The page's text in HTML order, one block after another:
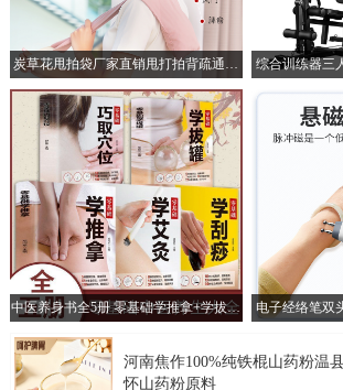
炭草花甩拍袋厂家直销甩打拍背疏通经
络酸枣核拍打袋古法养生甩袋
综合训练器三
械力量训
中医养身书全5册 零基础学推拿+学拔罐
+学艾灸+学刮痧+巧取穴位
电子经络笔双
河南焦作100%纯铁棍山药粉温
怀山药粉原料